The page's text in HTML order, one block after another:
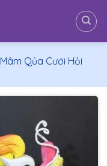
Mâm Qủa Cưới Hỏi